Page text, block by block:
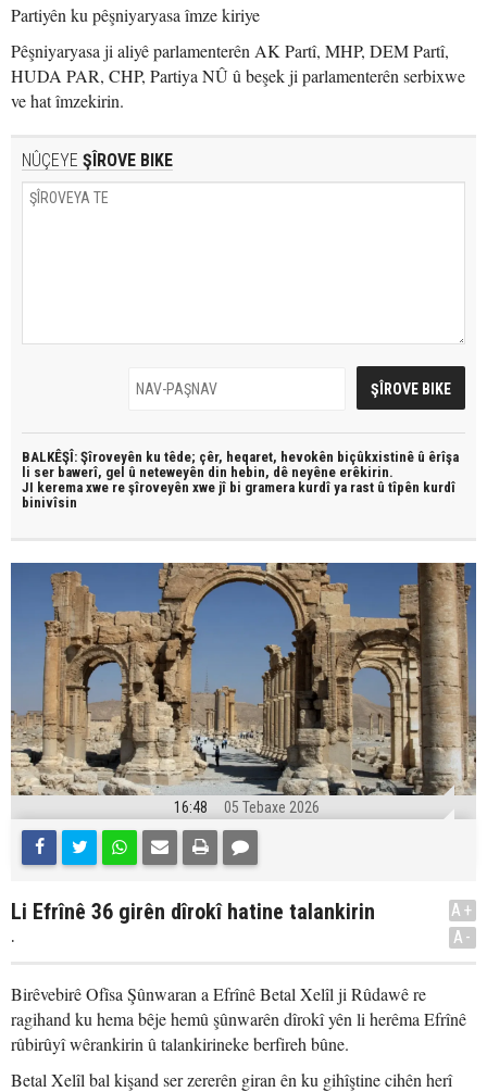
Partiyên ku pêşniyaryasa îmze kiriye
Pêşniyaryasa ji aliyê parlamenterên AK Partî, MHP, DEM Partî,
HUDA PAR, CHP, Partiya NÛ û beşek ji parlamenterên serbixwe
ve hat îmzekirin.
NÛÇEYE ŞÎROVE BIKE
BALKÊŞÎ: Şîroveyên ku têde; çêr, heqaret, hevokên biçûkxistinê û êrîşa
li ser bawerî, gel û neteweyên din hebin, dê neyêne erêkirin.
JI kerema xwe re şîroveyên xwe jî bi gramera kurdî ya rast û tîpên kurdî
binivîsin
16:48 05 Tebaxe 2026
Li Efrînê 36 girên dîrokî hatine talankirin
.
A+
A-
Birêvebirê Ofîsa Şûnwaran a Efrînê Betal Xelîl ji Rûdawê re
ragihand ku hema bêje hemû şûnwarên dîrokî yên li herêma Efrînê
rûbirûyî wêrankirin û talankirineke berfireh bûne.
Betal Xelîl bal kişand ser zererên giran ên ku gihîştine cihên herî